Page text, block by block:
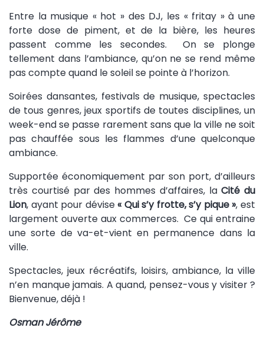
Entre la musique « hot » des DJ, les « fritay » à une
forte dose de piment, et de la bière, les heures
passent comme les secondes. On se plonge
tellement dans l’ambiance, qu’on ne se rend même
pas compte quand le soleil se pointe à l’horizon.
Soirées dansantes, festivals de musique, spectacles
de tous genres, jeux sportifs de toutes disciplines, un
week-end se passe rarement sans que la ville ne soit
pas chauffée sous les flammes d’une quelconque
ambiance.
Supportée économiquement par son port, d’ailleurs
très courtisé par des hommes d’affaires, laCité du
Lion, ayant pour dévise« Qui s’y frotte, s’y pique », est
largement ouverte aux commerces. Ce qui entraine
une sorte de va-et-vient en permanence dans la
ville.
Spectacles, jeux récréatifs, loisirs, ambiance, la ville
n’en manque jamais. A quand, pensez-vous y visiter ?
Bienvenue, déjà !
Osman Jérôme